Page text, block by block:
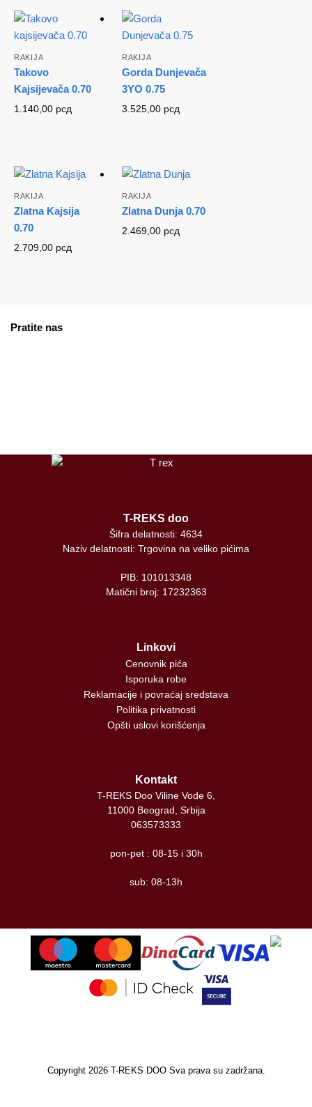
RAKIJA
Takovo
Kajsijevača 0.70
1.140,00 рсд
RAKIJA
Gorda Dunjevača
3YO 0.75
3.525,00 рсд
RAKIJA
Zlatna Kajsija
0.70
2.709,00 рсд
RAKIJA
Zlatna Dunja 0.70
2.469,00 рсд
Pratite nas
T-REKS doo
Šifra delatnosti: 4634
Naziv delatnosti: Trgovina na veliko pićima
PIB: 101013348
Matični broj: 17232363
Linkovi
Cenovnik pića
Isporuka robe
Reklamacije i povraćaj sredstava
Politika privatnosti
Opšti uslovi korišćenja
Kontakt
T-REKS Doo Viline Vode 6,
11000 Beograd, Srbija
063573333
pon-pet : 08-15 i 30h
sub: 08-13h
Copyright 2026 T-REKS DOO Sva prava su zadržana.